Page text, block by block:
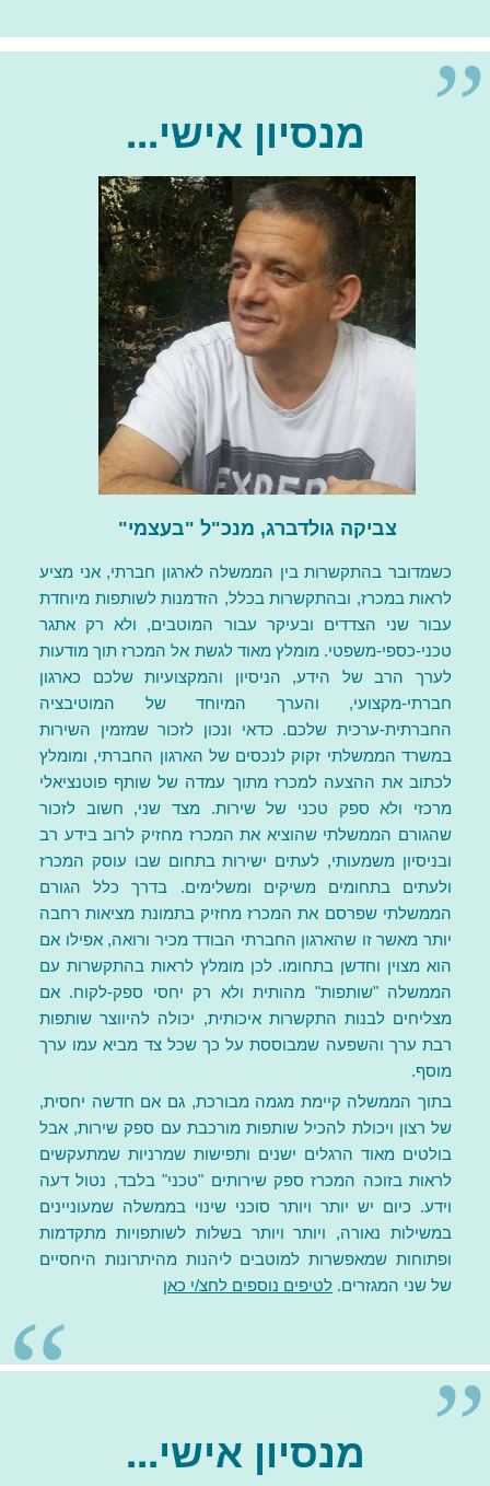
מנסיון אישי...
צביקה גולדברג, מנכ"ל "בעצמי"
כשמדובר בהתקשרות בין הממשלה לארגון חברתי, אני מציע
לראות במכרז, ובהתקשרות בכלל, הזדמנות לשותפות מיוחדת
עבור שני הצדדים ובעיקר עבור המוטבים, ולא רק אתגר
טכני-כספי-משפטי. מומלץ מאוד לגשת אל המכרז תוך מודעות
לערך הרב של הידע, הניסיון והמקצועיות שלכם כארגון
חברתי-מקצועי, והערך המיוחד של המוטיבציה
החברתית-ערכית שלכם. כדאי ונכון לזכור שמזמין השירות
במשרד הממשלתי זקוק לנכסים של הארגון החברתי, ומומלץ
לכתוב את ההצעה למכרז מתוך עמדה של שותף פוטנציאלי
מרכזי ולא ספק טכני של שירות. מצד שני, חשוב לזכור
שהגורם הממשלתי שהוציא את המכרז מחזיק לרוב בידע רב
ובניסיון משמעותי, לעתים ישירות בתחום שבו עוסק המכרז
ולעתים בתחומים משיקים ומשלימים. בדרך כלל הגורם
הממשלתי שפרסם את המכרז מחזיק בתמונת מציאות רחבה
יותר מאשר זו שהארגון החברתי הבודד מכיר ורואה, אפילו אם
הוא מצוין וחדשן בתחומו. לכן מומלץ לראות בהתקשרות עם
הממשלה "שותפות" מהותית ולא רק יחסי ספק-לקוח. אם
מצליחים לבנות התקשרות איכותית, יכולה להיווצר שותפות
רבת ערך והשפעה שמבוססת על כך שכל צד מביא עמו ערך
מוסף.
בתוך הממשלה קיימת מגמה מבורכת, גם אם חדשה יחסית,
של רצון ויכולת להכיל שותפות מורכבת עם ספק שירות, אבל
בולטים מאוד הרגלים ישנים ותפישות שמרניות שמתעקשים
לראות בזוכה המכרז ספק שירותים "טכני" בלבד, נטול דעה
וידע. כיום יש יותר ויותר סוכני שינוי בממשלה שמעוניינים
במשילות נאורה, ויותר ויותר בשלות לשותפויות מתקדמות
ופתוחות שמאפשרות למוטבים ליהנות מהיתרונות היחסיים
של שני המגזרים. לטיפים נוספים לחצ/י כאן
מנסיון אישי...